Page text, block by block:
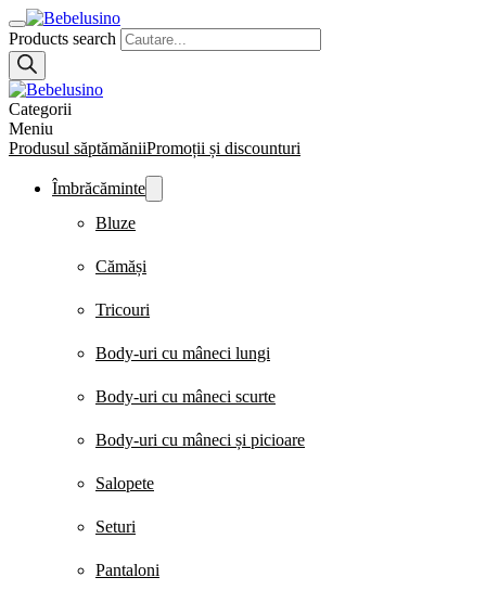
Products search
Categorii
Meniu
Produsul săptămăniiPromoții și discounturi
Îmbrăcăminte
Bluze
Cămăși
Tricouri
Body-uri cu mâneci lungi
Body-uri cu mâneci scurte
Body-uri cu mâneci și picioare
Salopete
Seturi
Pantaloni